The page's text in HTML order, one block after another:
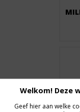
Welkom! Deze
Geef hier aan welke